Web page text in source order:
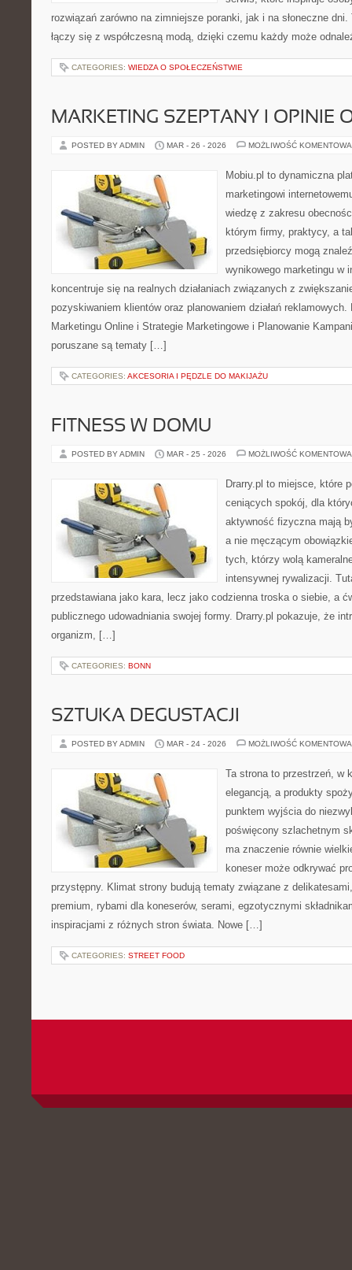
rozwiązań zarówno na zimniejsze poranki, jak i na słoneczne
łączy się z współczesną modą, dzięki czemu każdy może
CATEGORIES: WIEDZA O SPOŁECZEŃSTWIE
MARKETING SZEPTANY I OPINIE
POSTED BY ADMIN MAR - 26 - 2026 MOŻLIWOŚĆ
Mobiu.pl to dynamiczna
marketingowi
wiedzę z zakresu
którym firmy, praktycy, a
przedsiębiorcy mogą
wynikowego marketingu w
koncentruje się na realnych działaniach związanych z
pozyskiwaniem klientów oraz planowaniem działań
Marketingu Online i Strategie Marketingowe i Planowanie
poruszane są tematy […]
CATEGORIES: AKCESORIA I PĘDZLE DO MAKIJAŻU
FITNESS W DOMU
POSTED BY ADMIN MAR - 25 - 2026 MOŻLIWOŚĆ
Drarry.pl to miejsce, które
ceniących spokój, dla
aktywność fizyczna mają
a nie męczącym
tych, którzy wolą
intensywnej rywalizacji.
przedstawiana jako kara, lecz jako codzienna troska o siebie, a
publicznego udowadniania swojej formy. Drarry.pl pokazuje, że
organizm, […]
CATEGORIES: BONN
SZTUKA DEGUSTACJI
POSTED BY ADMIN MAR - 24 - 2026 MOŻLIWOŚĆ
Ta strona to przestrzeń, w
elegancją, a produkty
punktem wyjścia do
poświęcony szlachetnym
ma znaczenie równie
koneser może odkrywać
przystępny. Klimat strony budują tematy związane z
premium, rybami dla koneserów, serami, egzotycznymi
inspiracjami z różnych stron świata. Nowe […]
CATEGORIES: STREET FOOD